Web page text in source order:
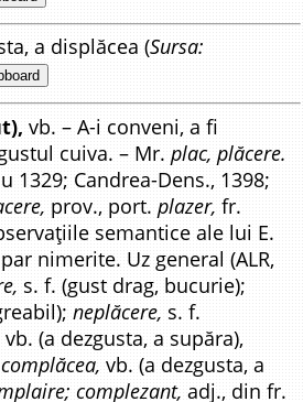
a displăcea (Sursa:
vb. – A-i conveni, a fi
cuiva. – Mr.plac, plăcere.
1329; Candrea-Dens., 1398;
prov., port.plazer, fr.
semantice ale lui E.
nimerite. Uz general (ALR,
s. f. (gust drag, bucurie);
neplăcere, s. f.
vb. (a dezgusta, a supăra),
vb. (a dezgusta, a
complezant, adj., din fr.